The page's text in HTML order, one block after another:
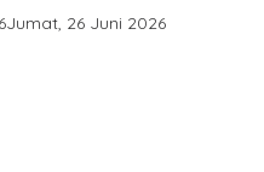
Jumat, 26 Juni 2026